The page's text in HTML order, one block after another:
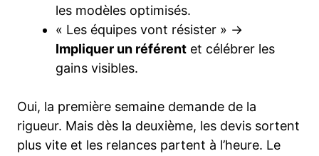
les modèles optimisés.
« Les équipes vont résister » →
Impliquer un référent et célébrer les
gains visibles.
Oui, la première semaine demande de la
rigueur. Mais dès la deuxième, les devis sortent
plus vite et les relances partent à l’heure. Le